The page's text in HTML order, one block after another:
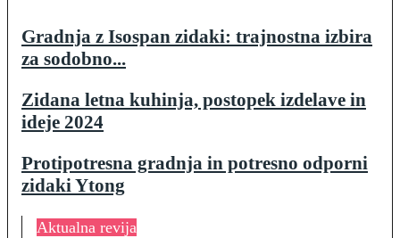
Gradnja z Isospan zidaki: trajnostna izbira
za sodobno...
Zidana letna kuhinja, postopek izdelave in
ideje 2024
Protipotresna gradnja in potresno odporni
zidaki Ytong
Aktualna revija